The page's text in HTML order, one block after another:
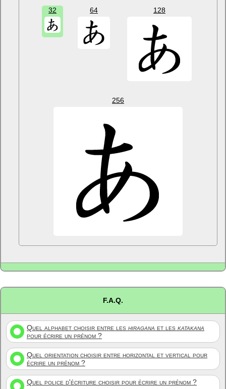
32 64 128
256
F.A.Q.
Quel alphabet choisir entre les hiragana et les katakana
pour écrire un prénom ?
Quel orientation choisir entre horizontal et vertical pour
écrire un prénom ?
Quel police d'écriture choisir pour écrire un prénom ?